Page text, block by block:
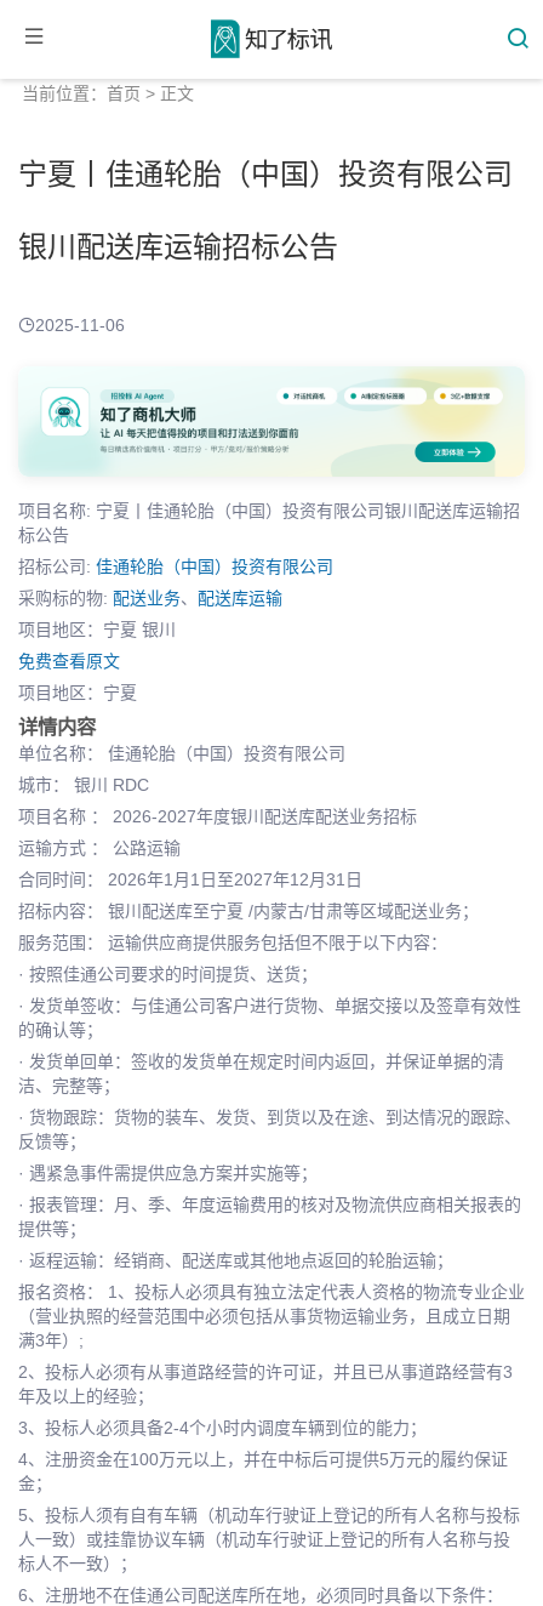
当前位置： 首页 > 正文
宁夏丨佳通轮胎（中国）投资有限公司
银川配送库运输招标公告
2025-11-06
项目名称: 宁夏丨佳通轮胎（中国）投资有限公司银川配送库运输招
标公告
招标公司: 佳通轮胎（中国）投资有限公司
采购标的物: 配送业务、 配送库运输
项目地区：宁夏 银川
免费查看原文
项目地区：宁夏
详情内容
单位名称： 佳通轮胎（中国）投资有限公司
城市： 银川 RDC
项目名称 ： 2026-2027年度银川配送库配送业务招标
运输方式 ： 公路运输
合同时间： 2026年1月1日至2027年12月31日
招标内容： 银川配送库至宁夏 /内蒙古/甘肃等区域配送业务；
服务范围： 运输供应商提供服务包括但不限于以下内容：
· 按照佳通公司要求的时间提货、送货；
· 发货单签收：与佳通公司客户进行货物、单据交接以及签章有效性
的确认等；
· 发货单回单：签收的发货单在规定时间内返回，并保证单据的清
洁、完整等；
· 货物跟踪：货物的装车、发货、到货以及在途、到达情况的跟踪、
反馈等；
· 遇紧急事件需提供应急方案并实施等；
· 报表管理：月、季、年度运输费用的核对及物流供应商相关报表的
提供等；
· 返程运输：经销商、配送库或其他地点返回的轮胎运输；
报名资格： 1、投标人必须具有独立法定代表人资格的物流专业企业
（营业执照的经营范围中必须包括从事货物运输业务，且成立日期
满3年）;
2、投标人必须有从事道路经营的许可证，并且已从事道路经营有3
年及以上的经验；
3、投标人必须具备2-4个小时内调度车辆到位的能力；
4、注册资金在100万元以上，并在中标后可提供5万元的履约保证
金；
5、投标人须有自有车辆（机动车行驶证上登记的所有人名称与投标
人一致）或挂靠协议车辆（机动车行驶证上登记的所有人名称与投
标人不一致）；
6、注册地不在佳通公司配送库所在地，必须同时具备以下条件：